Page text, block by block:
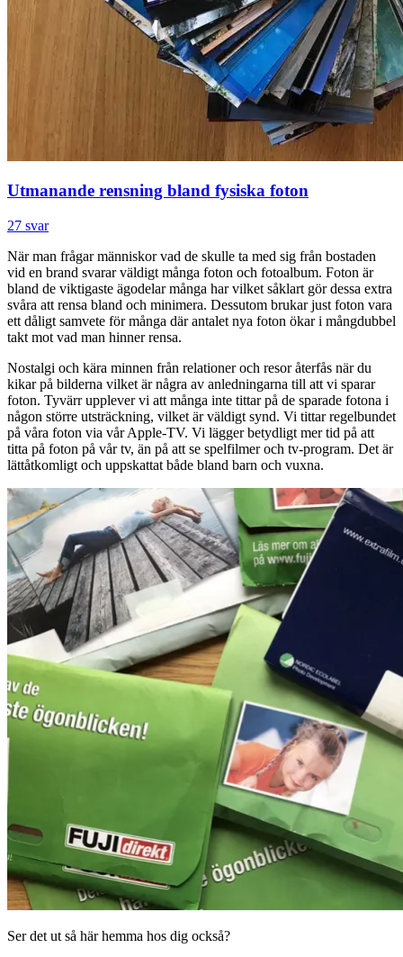
Utmanande rensning bland fysiska foton
27 svar
När man frågar människor vad de skulle ta med sig från bostaden
vid en brand svarar väldigt många foton och fotoalbum. Foton är
bland de viktigaste ägodelar många har vilket såklart gör dessa extra
svåra att rensa bland och minimera. Dessutom brukar just foton vara
ett dåligt samvete för många där antalet nya foton ökar i mångdubbel
takt mot vad man hinner rensa.
Nostalgi och kära minnen från relationer och resor återfås när du
kikar på bilderna vilket är några av anledningarna till att vi sparar
foton. Tyvärr upplever vi att många inte tittar på de sparade fotona i
någon större utsträckning, vilket är väldigt synd. Vi tittar regelbundet
på våra foton via vår Apple-TV. Vi lägger betydligt mer tid på att
titta på foton på vår tv, än på att se spelfilmer och tv-program. Det är
lättåtkomligt och uppskattat både bland barn och vuxna.
Ser det ut så här hemma hos dig också?